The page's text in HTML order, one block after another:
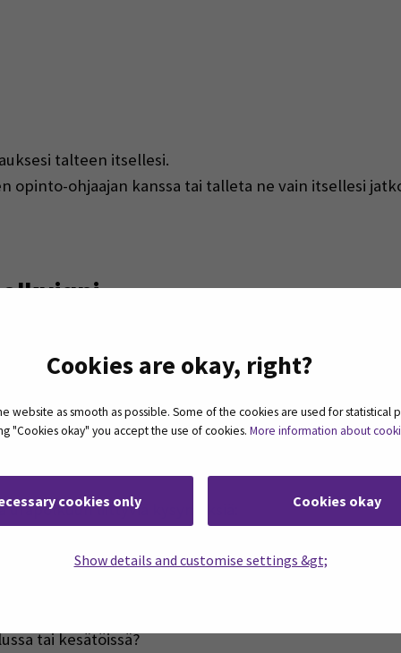
Cookies are okay, right?
website as smooth as possible. Some of the cookies are used for statistical
"Cookies okay" you accept the use of cookies. More information about
cookies only Cookies okay
Show details and customise settings &gt;
talteen itsellesi.
opinto-ohjaajan kanssa tai talleta ne vain itsellesi
ammattiin sopisin? duunitori.fi
uudelle uralle!– Oikotie Työpaikat
urapolkuun liittyviä kysymyksiä:
tai kesätöissä?